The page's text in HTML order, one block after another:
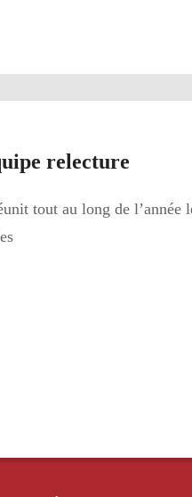
relecture
tout au long de l’année